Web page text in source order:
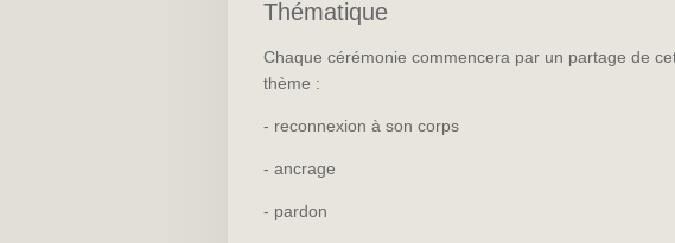
Thématique
Chaque cérémonie commencera par un partage de
thème :
- reconnexion à son corps
- ancrage
- pardon